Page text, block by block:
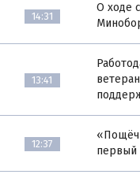
14:31
О ходе
13:41
12:37
первый